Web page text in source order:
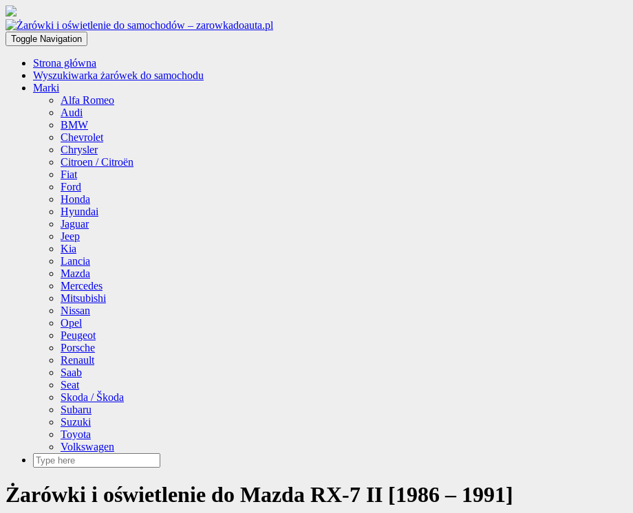
Toggle Navigation
Strona główna
Wyszukiwarka żarówek do samochodu
Marki
Alfa Romeo
Audi
BMW
Chevrolet
Chrysler
Citroen / Citroën
Fiat
Ford
Honda
Hyundai
Jaguar
Jeep
Kia
Lancia
Mazda
Mercedes
Mitsubishi
Nissan
Opel
Peugeot
Porsche
Renault
Saab
Seat
Skoda / Škoda
Subaru
Suzuki
Toyota
Volkswagen
Żarówki i oświetlenie do Mazda RX-7 II [1986 – 1991]